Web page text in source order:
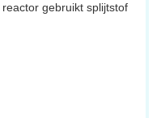
gebruikt splijtstof